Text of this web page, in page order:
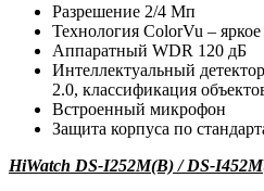
Разрешение 2/4 Мп
Технология ColorVu –
Аппаратный WDR 120 дБ
Интеллектуальный
2.0, классификация
Встроенный микрофон
Защита корпуса по
HiWatch DS-I252M(B) / DS-